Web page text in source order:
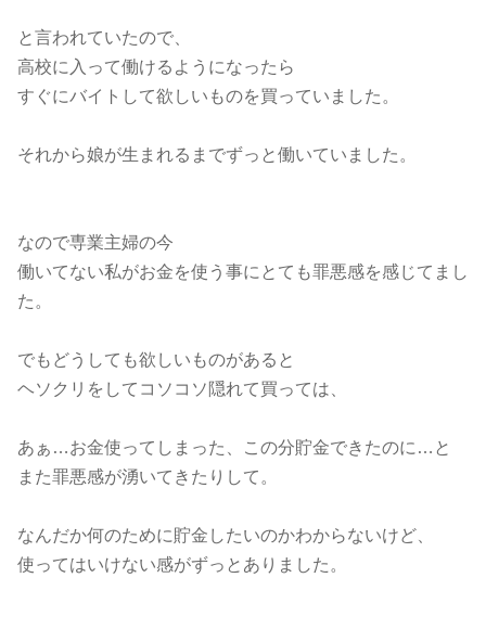
と言われていたので、
高校に入って働けるようになったら
すぐにバイトして欲しいものを買っていました。
それから娘が生まれるまでずっと働いていました。
なので専業主婦の今
働いてない私がお金を使う事にとても罪悪感を感じてまし
た。
でもどうしても欲しいものがあると
ヘソクリをしてコソコソ隠れて買っては、
あぁ…お金使ってしまった、この分貯金できたのに…と
また罪悪感が湧いてきたりして。
なんだか何のために貯金したいのかわからないけど、
使ってはいけない感がずっとありました。